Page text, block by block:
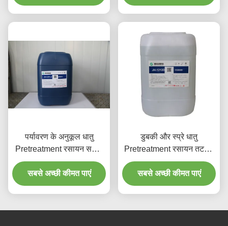
पर्यावरण के अनुकूल धातु
Pretreatment रसायन सफाई
एजेंट
सबसे अच्छी कीमत पाएं
डुबकी और स्प्रे धातु
Pretreatment रसायन तटस्थ
सफाई एजेंट
सबसे अच्छी कीमत पाएं